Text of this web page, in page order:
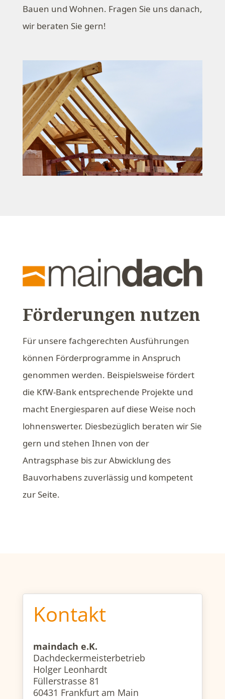
Bauen und Wohnen. Fragen Sie uns danach,
wir beraten Sie gern!
Förderungen nutzen
Für unsere fachgerechten Ausführungen
können Förderprogramme in Anspruch
genommen werden. Beispielsweise fördert
die KfW-Bank entsprechende Projekte und
macht Energiesparen auf diese Weise noch
lohnenswerter. Diesbezüglich beraten wir Sie
gern und stehen Ihnen von der
Antragsphase bis zur Abwicklung des
Bauvorhabens zuverlässig und kompetent
zur Seite.
Kontakt
maindach e.K.
Dachdeckermeisterbetrieb
Holger Leonhardt
Füllerstrasse 81​
60431 Frankfurt am Main